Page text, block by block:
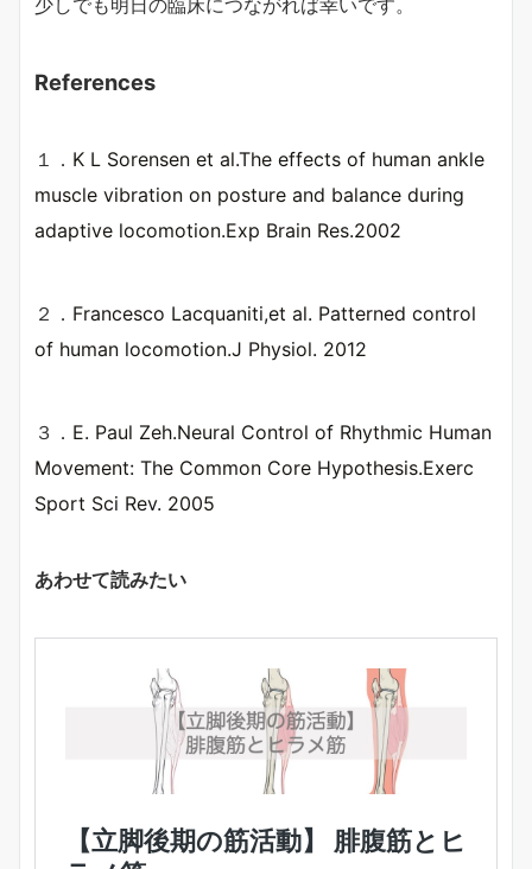
References
１． K L Sorensen et al.The effects of human ankle
muscle vibration on posture and balance during
adaptive locomotion.Exp Brain Res.2002
２． Francesco Lacquaniti,et al. Patterned control
of human locomotion.J Physiol. 2012
３． E. Paul Zeh.Neural Control of Rhythmic Human
Movement: The Common Core Hypothesis.Exerc
Sport Sci Rev. 2005
あわせて読みたい